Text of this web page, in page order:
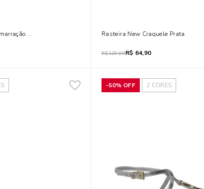
Bico Quadrado Prata Rasteira New Craquele Prata
R$129,90R$ 64,90
-50% OFF 2 CORES